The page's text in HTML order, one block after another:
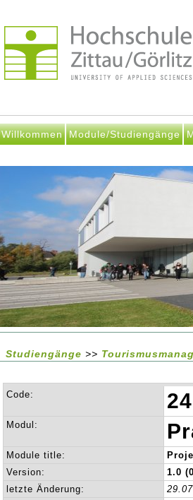
Willkommen Module/Studiengänge
Studiengänge >>
Code:
Modul:
Module title:
Version:
1.0
letzte Änderung: